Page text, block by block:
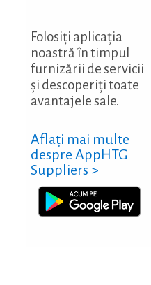
Folosiți aplicația
noastră în timpul
furnizării de servicii
și descoperiți toate
avantajele sale.
Aflați mai multe
despre AppHTG
Suppliers >